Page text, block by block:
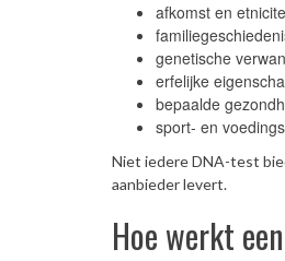
afkomst en
genetische
erfelijke
bepaalde
sport- en
Niet iedere DNA-test
aanbieder levert.
Hoe werkt